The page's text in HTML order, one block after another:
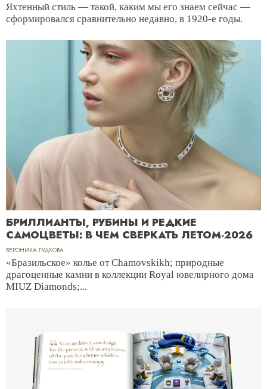
Яхтенный стиль — такой, каким мы его знаем сейчас —
сформировался сравнительно недавно, в 1920-е годы.
БРИЛЛИАНТЫ, РУБИНЫ И РЕДКИЕ
САМОЦВЕТЫ: В ЧЕМ СВЕРКАТЬ ЛЕТОМ-2026
ВЕРОНИКА ГУДКОВА
«Бразильское» колье от Chamovskikh; природные
драгоценные камни в коллекции Royal ювелирного дома
MIUZ Diamonds;...